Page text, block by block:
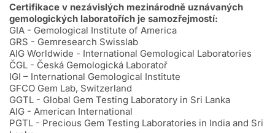
Certifikace v nezávislých mezinárodně uznávaných
gemologických laboratořích je samozřejmostí:
GIA - Gemological Institute of America
GRS - Gemresearch Swisslab
AIG Worldwide - International Gemological Laboratories
ČGL - Česká Gemologická Laboratoř
IGI – International Gemological Institute
GFCO Gem Lab, Switzerland
GGTL - Global Gem Testing Laboratory in Sri Lanka
AIG - American International
PGTL - Precious Gem Testing Laboratories in India and Sri